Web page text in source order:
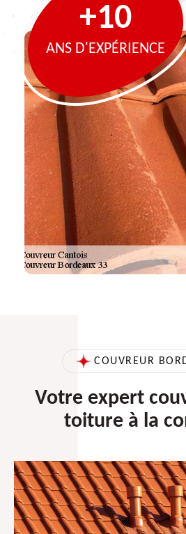
+10
ANS D'EXPÉRIENCE
COUVREUR
Votre expert
toiture à la